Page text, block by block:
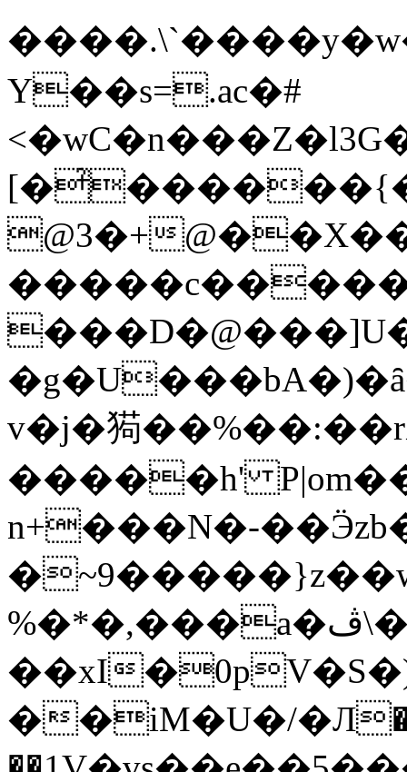
Y��s=.ac�#
@3�+
v�j�㺃
�����h'
n+���N�-
%�*�,���a�ڤ\�{��L
��xI
��iM�U�/